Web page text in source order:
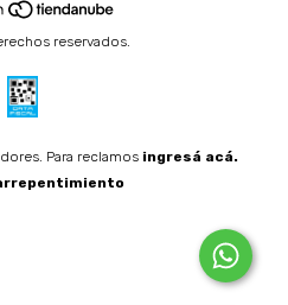
reservados.
Para reclamos ingresá acá.